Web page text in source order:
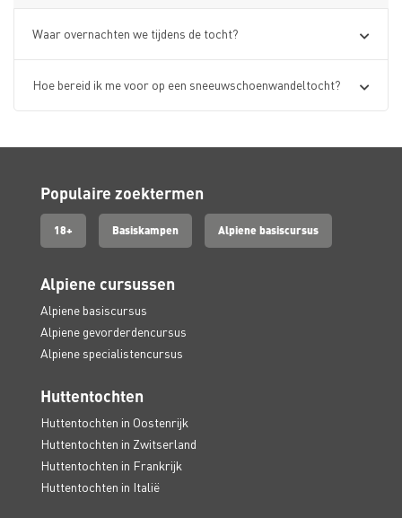
Waar overnachten we tijdens de tocht?
Hoe bereid ik me voor op een sneeuwschoenwandeltocht?
Populaire zoektermen
18+ Basiskampen Alpiene basiscursus
Alpiene cursussen
Alpiene basiscursus
Alpiene gevorderdencursus
Alpiene specialistencursus
Huttentochten
Huttentochten in Oostenrijk
Huttentochten in Zwitserland
Huttentochten in Frankrijk
Huttentochten in Italië